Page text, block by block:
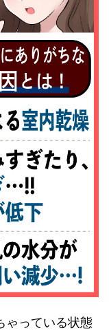
ゃっている状態